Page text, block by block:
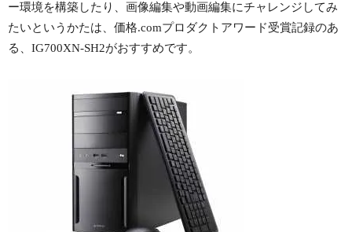
ー環境を構築したり、画像編集や動画編集にチャレンジしてみ
たいというかたは、価格.comプロダクトアワード受賞記録のあ
る、IG700XN-SH2がおすすめです。